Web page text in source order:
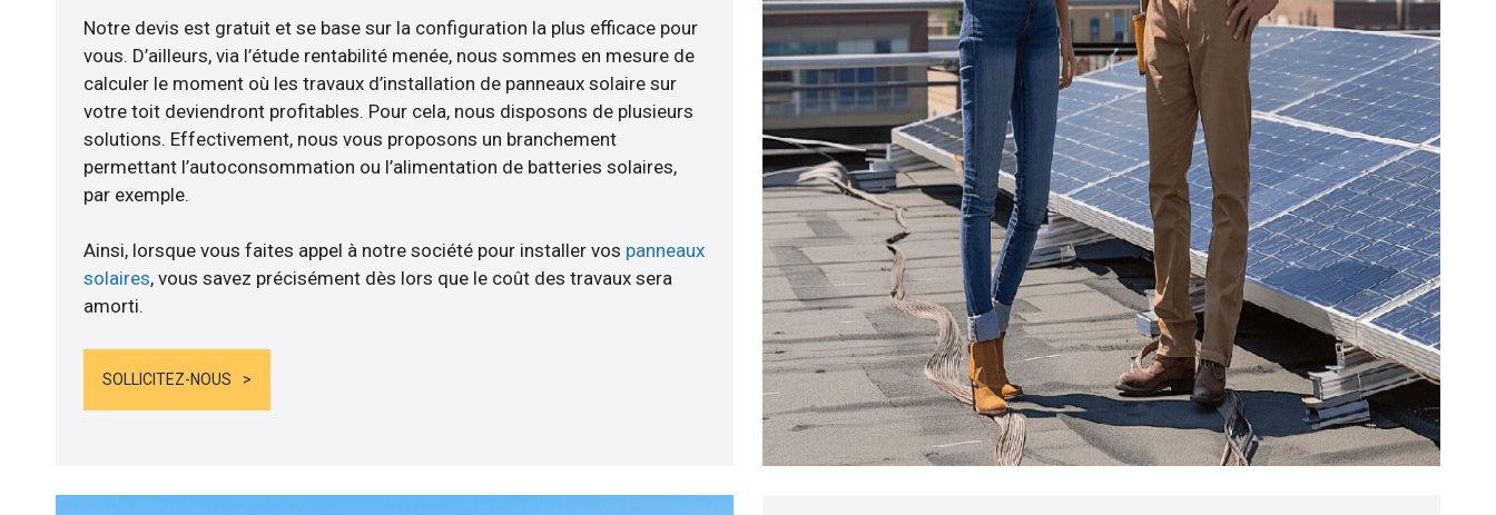
Notre devis est gratuit et se base sur la configuration la plus efficace pour
vous. D’ailleurs, via l’étude rentabilité menée, nous sommes en mesure de
calculer le moment où les travaux d’installation de panneaux solaire sur
votre toit deviendront profitables. Pour cela, nous disposons de plusieurs
solutions. Effectivement, nous vous proposons un branchement
permettant l’autoconsommation ou l’alimentation de batteries solaires,
par exemple.
Ainsi, lorsque vous faites appel à notre société pour installer vos panneaux
solaires, vous savez précisément dès lors que le coût des travaux sera
amorti.
SOLLICITEZ-NOUS